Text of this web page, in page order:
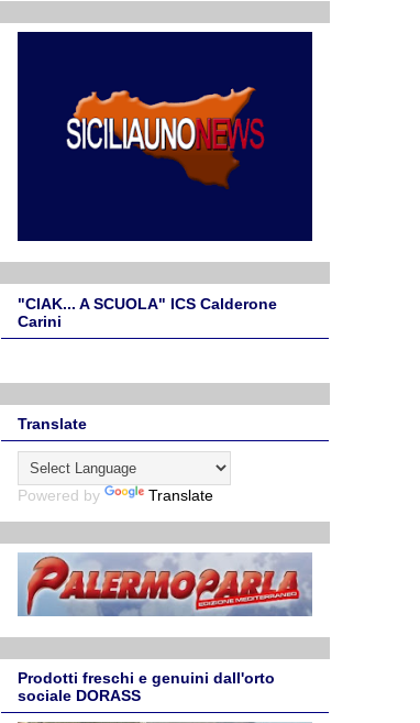
"CIAK... A SCUOLA" ICS Calderone
Carini
Translate
Powered by Translate
Prodotti freschi e genuini dall'orto
sociale DORASS